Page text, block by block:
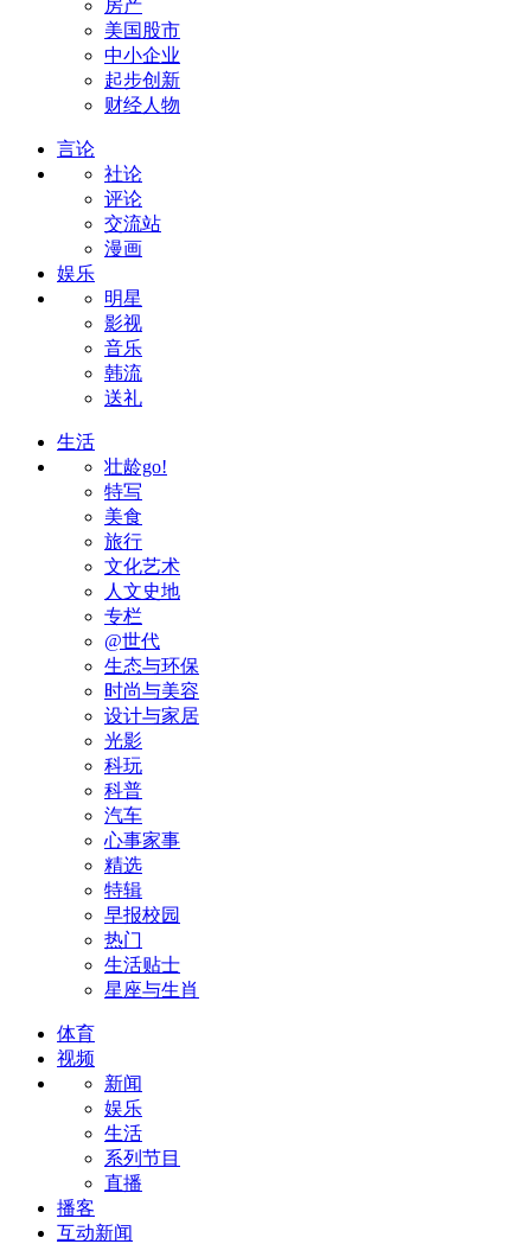
房产
美国股市
中小企业
起步创新
财经人物
言论
社论
评论
交流站
漫画
娱乐
明星
影视
音乐
韩流
送礼
生活
壮龄go!
特写
美食
旅行
文化艺术
人文史地
专栏
@世代
生态与环保
时尚与美容
设计与家居
光影
科玩
科普
汽车
心事家事
精选
特辑
早报校园
热门
生活贴士
星座与生肖
体育
视频
新闻
娱乐
生活
系列节目
直播
播客
互动新闻